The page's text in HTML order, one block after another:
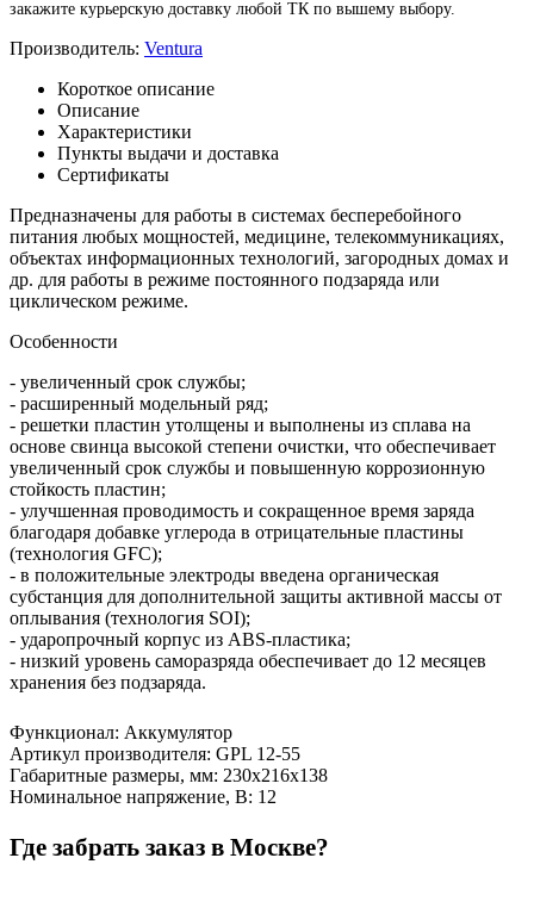
закажите курьерскую доставку любой ТК по вышему выбору.
Производитель: Ventura
Короткое описание
Описание
Характеристики
Пункты выдачи и доставка
Сертификаты
Предназначены для работы в системах бесперебойного
питания любых мощностей, медицине, телекоммуникациях,
объектах информационных технологий, загородных домах и
др. для работы в режиме постоянного подзаряда или
циклическом режиме.
Особенности
- увеличенный срок службы;
- расширенный модельный ряд;
- решетки пластин утолщены и выполнены из сплава на
основе свинца высокой степени очистки, что обеспечивает
увеличенный срок службы и повышенную коррозионную
стойкость пластин;
- улучшенная проводимость и сокращенное время заряда
благодаря добавке углерода в отрицательные пластины
(технология GFC);
- в положительные электроды введена органическая
субстанция для дополнительной защиты активной массы от
оплывания (технология SOI);
- ударопрочный корпус из ABS-пластика;
- низкий уровень саморазряда обеспечивает до 12 месяцев
хранения без подзаряда.
Функционал: Аккумулятор
Артикул производителя: GPL 12-55
Габаритные размеры, мм: 230х216х138
Номинальное напряжение, В: 12
Где забрать заказ в Москве?